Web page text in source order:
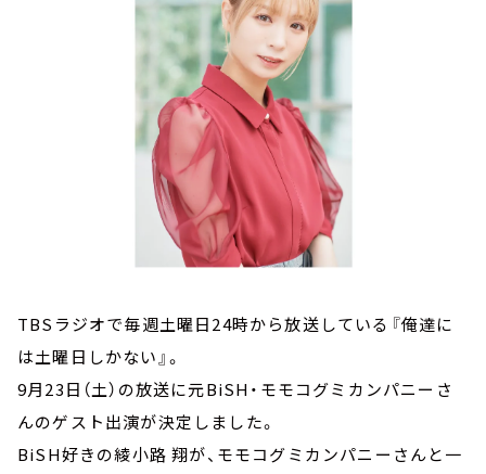
YouTube
TBSラジオで毎週土曜日24時から放送している『俺達に
は土曜日しかない』。
9月23日（土）の放送に元BiSH・モモコグミカンパニーさ
んのゲスト出演が決定しました。
BiSH好きの綾小路 翔が、モモコグミカンパニーさんと一